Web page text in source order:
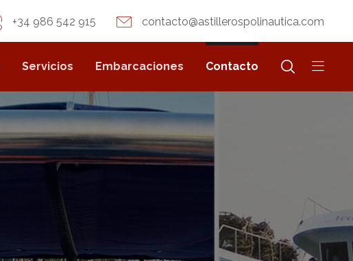
contacto@astillerospolinautica.com
+34 986 542 915
Servicios Embarcaciones Contacto